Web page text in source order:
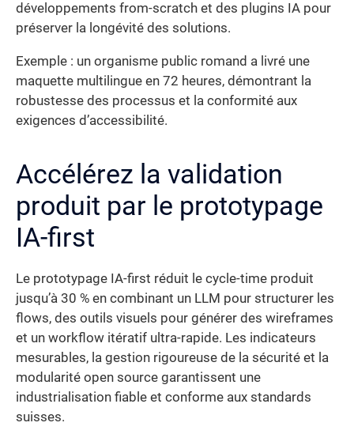
développements from-scratch et des plugins IA pour
préserver la longévité des solutions.
Exemple : un organisme public romand a livré une
maquette multilingue en 72 heures, démontrant la
robustesse des processus et la conformité aux
exigences d’accessibilité.
Accélérez la validation
produit par le prototypage
IA-first
Le prototypage IA-first réduit le cycle-time produit
jusqu’à 30 % en combinant un LLM pour structurer les
flows, des outils visuels pour générer des wireframes
et un workflow itératif ultra-rapide. Les indicateurs
mesurables, la gestion rigoureuse de la sécurité et la
modularité open source garantissent une
industrialisation fiable et conforme aux standards
suisses.